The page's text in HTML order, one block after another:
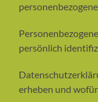
persönlich
erheben und